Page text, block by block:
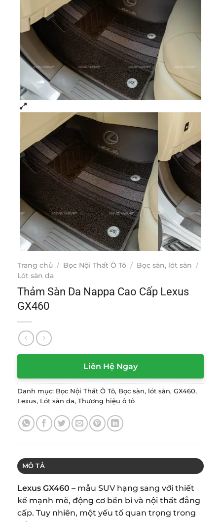
Trang chủ / Bọc Nội Thất Ô Tô / Bọc sàn, lót sàn /
Lót sàn da
Thảm Sàn Da Nappa Cao Cấp Lexus
GX460
Liên Hệ Ngay
Danh mục: Bọc Nội Thất Ô Tô, Bọc sàn, lót sàn, GX460,
Lexus, Lót sàn da, Thương hiệu ô tô
MÔ TẢ
Lexus GX460 – mẫu SUV hạng sang với thiết
kế mạnh mẽ, động cơ bền bỉ và nội thất đẳng
cấp. Tuy nhiên, một yếu tố quan trọng trong